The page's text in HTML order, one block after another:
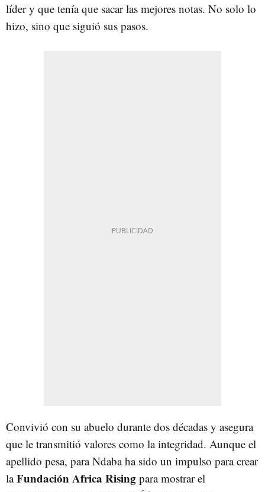
líder y que tenía que sacar las mejores notas. No solo lo
hizo, sino que siguió sus pasos.
Convivió con su abuelo durante dos décadas y asegura
que le transmitió valores como la integridad. Aunque el
apellido pesa, para Ndaba ha sido un impulso para crear
laFundación Africa Rising para mostrar el